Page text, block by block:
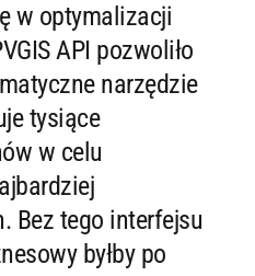
w optymalizacji
API pozwoliło
narzędzie
tysiące
w celu
Bez tego interfejsu
byłby po